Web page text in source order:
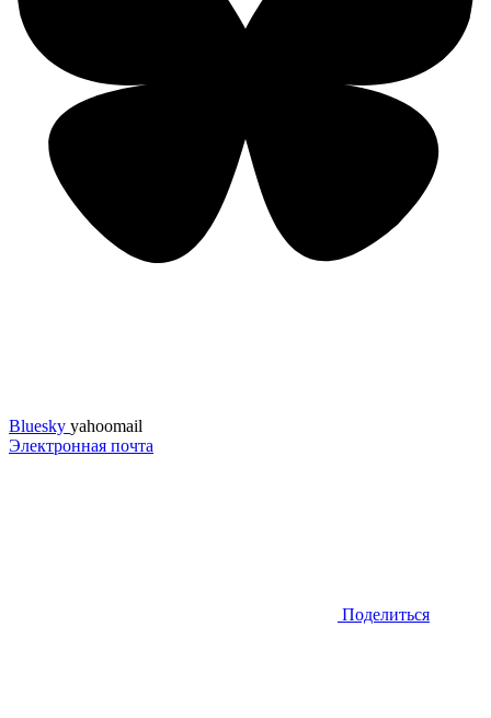
Bluesky yahoomail
Электронная почта
Поделиться